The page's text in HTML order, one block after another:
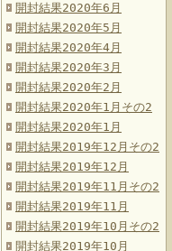
開封結果2020年6月
開封結果2020年5月
開封結果2020年4月
開封結果2020年3月
開封結果2020年2月
開封結果2020年1月その2
開封結果2020年1月
開封結果2019年12月その2
開封結果2019年12月
開封結果2019年11月その2
開封結果2019年11月
開封結果2019年10月その2
開封結果2019年10月